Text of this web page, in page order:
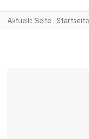
Aktuelle Seite: Startseite